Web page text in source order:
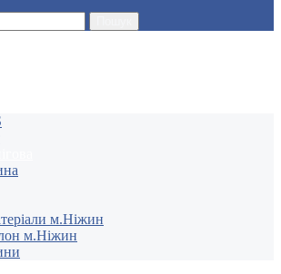
м.Ніжин
м.Ніжин